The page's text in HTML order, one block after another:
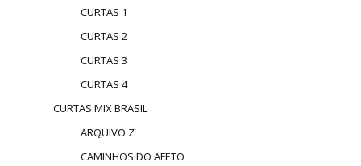
CURTAS 1
CURTAS 2
CURTAS 3
CURTAS 4
CURTAS MIX BRASIL
ARQUIVO Z
CAMINHOS DO AFETO